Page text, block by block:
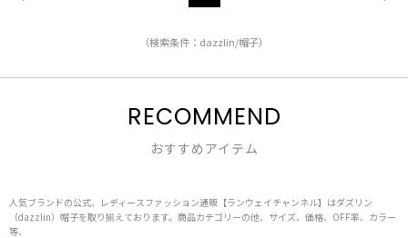
（検索条件：dazzlin/帽子）
RECOMMEND
おすすめアイテム
人気ブランドの公式、レディースファッション通販【ランウェイチャンネル】はダズリン
（dazzlin）帽子を取り揃えております。商品カテゴリーの他、サイズ、価格、OFF率、カラー
等、